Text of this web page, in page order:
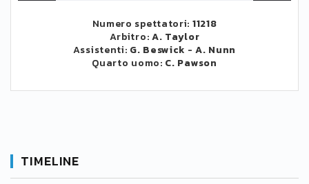
Numero spettatori: 11218
Arbitro:A. Taylor
Assistenti: G. Beswick -A. Nunn
Quarto uomo: C. Pawson
TIMELINE